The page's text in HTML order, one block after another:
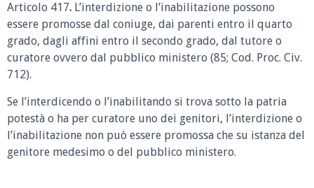
Articolo 417. L’interdizione o l’inabilitazione possono
essere promosse dal coniuge, dai parenti entro il quarto
grado, dagli affini entro il secondo grado, dal tutore o
curatore ovvero dal pubblico ministero (85; Cod. Proc. Civ.
712).
Se l’interdicendo o l’inabilitando si trova sotto la patria
potestà o ha per curatore uno dei genitori, l’interdizione o
l’inabilitazione non può essere promossa che su istanza del
genitore medesimo o del pubblico ministero.